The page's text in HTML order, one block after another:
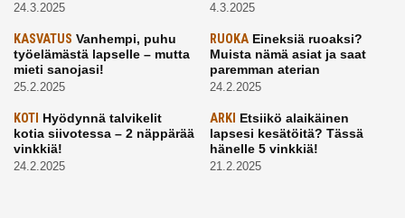
24.3.2025 4.3.2025
KASVATUS Vanhempi, puhu
työelämästä lapselle – mutta
mieti sanojasi!
25.2.2025
RUOKAEineksiä ruoaksi?
Muista nämä asiat ja saat
paremman aterian
24.2.2025
KOTI Hyödynnä talvikelit
kotia siivotessa – 2 näppärää
vinkkiä!
24.2.2025
ARKI Etsiikö alaikäinen
lapsesi kesätöitä? Tässä
hänelle 5 vinkkiä!
21.2.2025